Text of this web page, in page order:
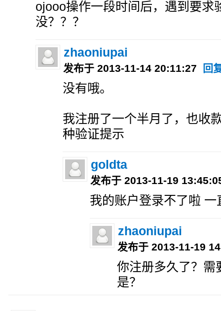
ojooo操作一段时间后，遇到要求
没？？？
zhaoniupai
发布于 2013-11-14 20:11:27 回
没有哦。
我注册了一个半月了，也收
种验证提示
goldta
发布于 2013-11-19
我的账户登录不了啦
zhaoniupai
发布于 2013-11-19
你注册多久了？需
是？